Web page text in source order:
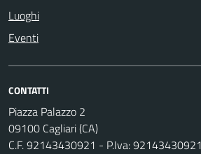
Luoghi
Eventi
CONTATTI
Piazza Palazzo 2
09100 Cagliari (CA)
C.F. 92143430921 - P.Iva: 92143430921